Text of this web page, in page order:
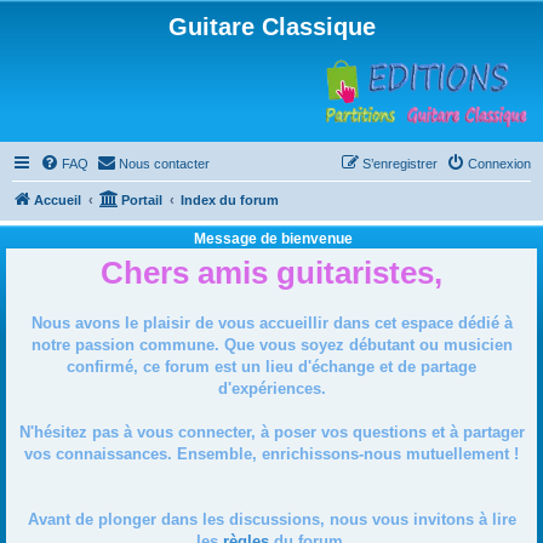
Guitare Classique
FAQ Nous contacter Connexion
S’enregistrer
Accueil Portail Index du forum
Message de bienvenue
Chers amis guitaristes,
Nous avons le plaisir de vous accueillir dans cet espace dédié à
notre passion commune. Que vous soyez débutant ou musicien
confirmé, ce forum est un lieu d'échange et de partage
d'expériences.
N'hésitez pas à vous connecter, à poser vos questions et à partager
vos connaissances. Ensemble, enrichissons-nous mutuellement !
Avant de plonger dans les discussions, nous vous invitons à lire